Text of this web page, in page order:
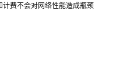
费不会对网络性能造成瓶颈